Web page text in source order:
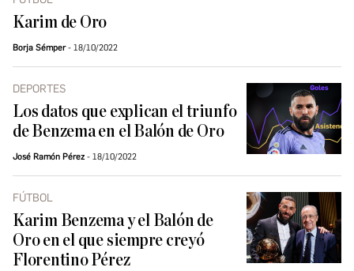
Karim de Oro
Borja Sémper 18/10/2022
DEPORTES
Los datos que explican el triunfo
de Benzema en el Balón de Oro
José Ramón Pérez 18/10/2022
FÚTBOL
Karim Benzema y el Balón de
Oro en el que siempre creyó
Florentino Pérez